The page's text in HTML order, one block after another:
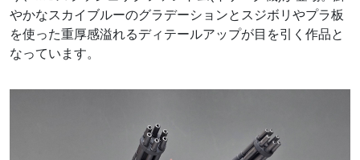
やかなスカイブルーのグラデーションとスジボリやプラ板
を使った重厚感溢れるディテールアップが目を引く作品と
なっています。